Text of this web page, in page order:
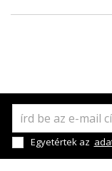
Egyetértek az